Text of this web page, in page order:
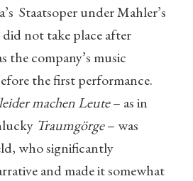
Staatsoper under Mahler’s
not take place after
the company’s music
the first performance.
machen Leute– as in
Traumgörge– was
who significantly
and made it somewhat